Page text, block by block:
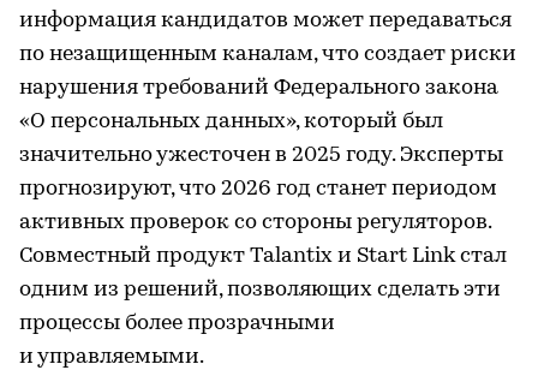
информация кандидатов может передаваться
по незащищенным каналам, что создает риски
нарушения требований Федерального закона
«О персональных данных», который был
значительно ужесточен в 2025 году. Эксперты
прогнозируют, что 2026 год станет периодом
активных проверок со стороны регуляторов.
Совместный продукт Talantix и Start Link стал
одним из решений, позволяющих сделать эти
процессы более прозрачными
и управляемыми.